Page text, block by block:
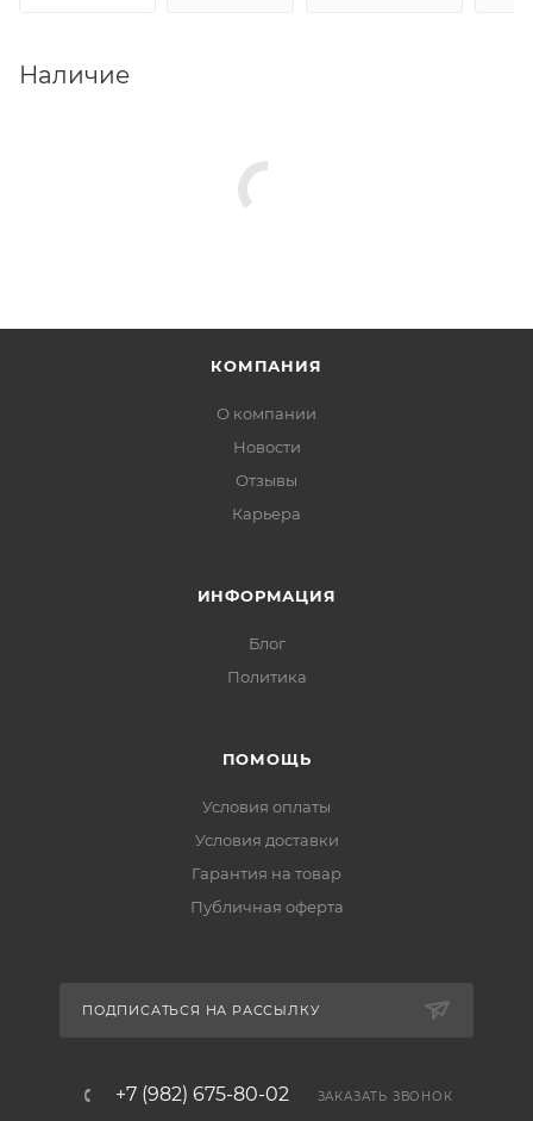
Наличие
КОМПАНИЯ
О компании
Новости
Отзывы
Карьера
ИНФОРМАЦИЯ
Блог
Политика
ПОМОЩЬ
Условия оплаты
Условия доставки
Гарантия на товар
Публичная оферта
ПОДПИСАТЬСЯ НА РАССЫЛКУ
+7 (982) 675-80-02 ЗАКАЗАТЬ ЗВОНОК